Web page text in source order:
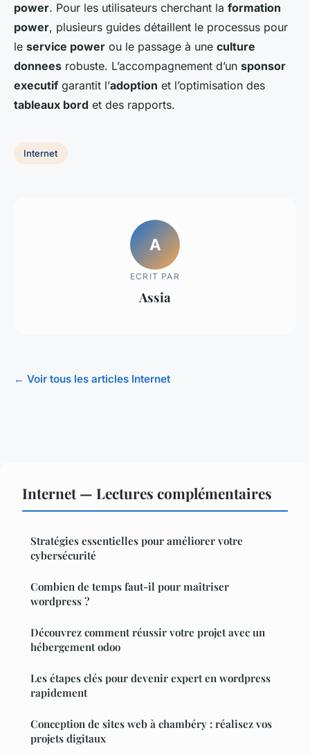
power. Pour les utilisateurs cherchant la formation
power, plusieurs guides détaillent le processus pour
le service power ou le passage à une culture
donnees robuste. L’accompagnement d’un sponsor
executif garantit l’adoption et l’optimisation des
tableaux bord et des rapports.
Internet
A
ECRIT PAR
Assia
← Voir tous les articles Internet
Internet — Lectures complémentaires
Stratégies essentielles pour améliorer votre
cybersécurité
Combien de temps faut-il pour maîtriser
wordpress ?
Découvrez comment réussir votre projet avec un
hébergement odoo
Les étapes clés pour devenir expert en wordpress
rapidement
Conception de sites web à chambéry : réalisez vos
projets digitaux